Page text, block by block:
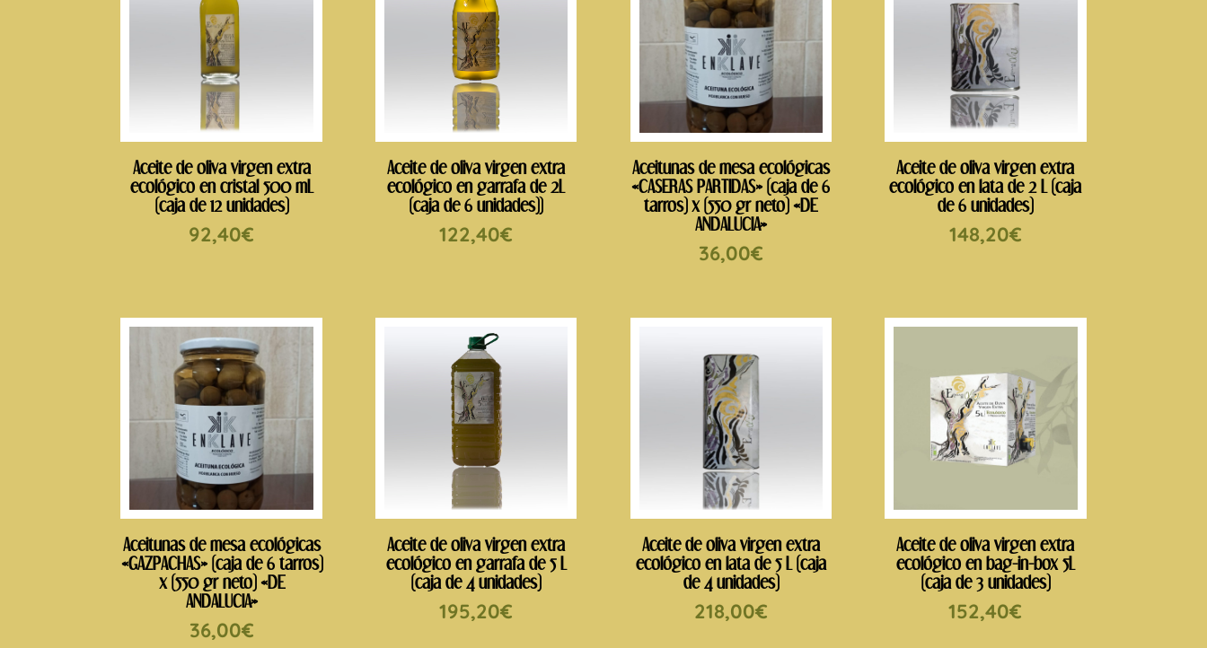
Aceite de oliva virgen extra
ecológico en cristal 500 mL
(caja de 12 unidades)
92,40€
Aceite de oliva virgen extra
ecológico en garrafa de 2L
(caja de 6 unidades))
122,40€
Aceitunas de mesa ecológicas
«CASERAS PARTIDAS» (caja de 6
tarros) x (550 gr neto) «DE
ANDALUCIA»
36,00€
Aceite de oliva virgen extra
ecológico en lata de 2 L (caja
de 6 unidades)
148,20€
Aceitunas de mesa ecológicas
«GAZPACHAS» (caja de 6 tarros)
x (550 gr neto) «DE
ANDALUCIA»
36,00€
Aceite de oliva virgen extra
ecológico en garrafa de 5 L
(caja de 4 unidades)
195,20€
Aceite de oliva virgen extra
ecológico en lata de 5 L (caja
de 4 unidades)
218,00€
Aceite de oliva virgen extra
ecológico en bag-in-box 5L
(caja de 3 unidades)
152,40€